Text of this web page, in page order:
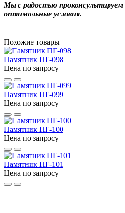
Мы с радостью проконсультируем
оптимальные условия.
Похожие товары
Памятник ПГ-098
Цена по запросу
Памятник ПГ-099
Цена по запросу
Памятник ПГ-100
Цена по запросу
Памятник ПГ-101
Цена по запросу